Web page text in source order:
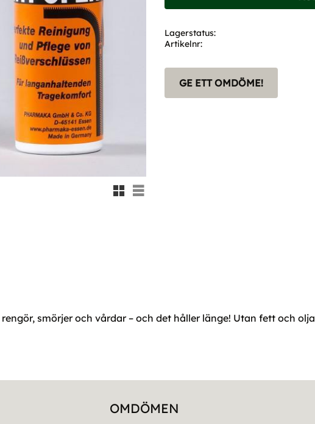
Rutnätsvy
Listvy
Lagerstatus
Artikelnr
GE ETT OMDÖME!
smörjer och vårdar – och det håller länge! Utan fett och
OMDÖMEN